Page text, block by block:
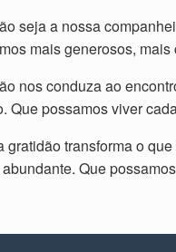
seja a nossa
mais generosos,
nos conduza ao
Que possamos viver
gratidão transforma o
Que